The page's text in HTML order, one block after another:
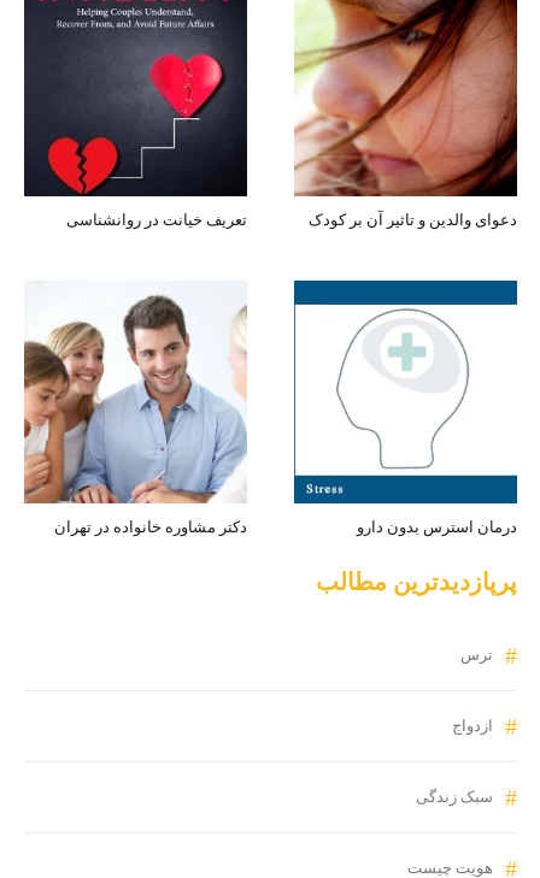
دعوای والدین و تاثیر آن بر کودک تعریف خیانت در روانشناسی
درمان استرس بدون دارو دکتر مشاوره خانواده در تهران
پرپازدیدترین مطالب
ترس
ازدواج
سبک زندگی
هویت چیست